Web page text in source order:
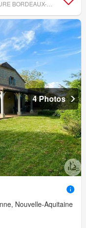
4 Photos
Nouvelle-Aquitaine